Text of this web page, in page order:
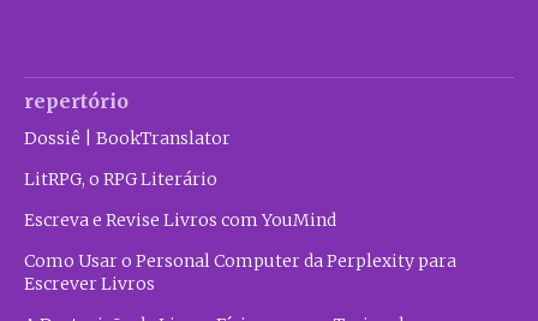
repertório
Dossiê | BookTranslator
LitRPG, o RPG Literário
Escreva e Revise Livros com YouMind
Como Usar o Personal Computer da Perplexity para
Escrever Livros